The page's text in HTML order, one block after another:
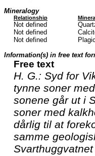
Mineralogy
Relationship
Not defined
Not defined
Not defined
Information(s) in free text
Free text
H. G.: Syd for
tynne soner
sonene går ut i
soner med
dårlig til at
samme